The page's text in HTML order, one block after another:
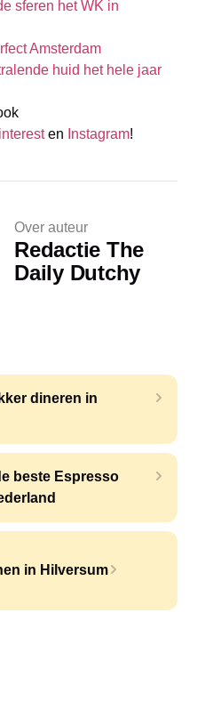
sferen het WK in
Amsterdam
huid het hele jaar
en Instagram!
Over auteur
Redactie The
Daily Dutchy
dineren in
beste Espresso
in Hilversum